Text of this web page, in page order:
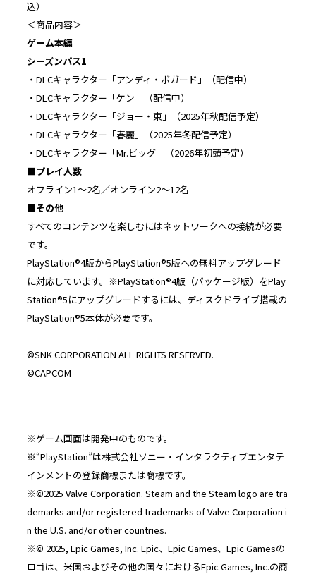
込）
＜商品内容＞
ゲーム本編
シーズンパス1
・DLCキャラクター「アンディ・ボガード」（配信中）
・DLCキャラクター「ケン」（配信中）
・DLCキャラクター「ジョー・東」（2025年秋配信予定）
・DLCキャラクター「春麗」（2025年冬配信予定）
・DLCキャラクター「Mr.ビッグ」（2026年初頭予定）
■プレイ人数
オフライン1～2名／オンライン2～12名
■その他
すべてのコンテンツを楽しむにはネットワークへの接続が必要
です。
PlayStation®4版からPlayStation®5版への無料アップグレード
に対応しています。※PlayStation®4版（パッケージ版）をPlay
Station®5にアップグレードするには、ディスクドライブ搭載の
PlayStation®5本体が必要です。
©SNK CORPORATION ALL RIGHTS RESERVED.
©CAPCOM
※ゲーム画面は開発中のものです。
※“PlayStation”は株式会社ソニー・インタラクティブエンタテ
インメントの登録商標または商標です。
※©2025 Valve Corporation. Steam and the Steam logo are tra
demarks and/or registered trademarks of Valve Corporation i
n the U.S. and/or other countries.
※© 2025, Epic Games, Inc. Epic、Epic Games、Epic Gamesの
ロゴは、米国およびその他の国々におけるEpic Games, Inc.の商